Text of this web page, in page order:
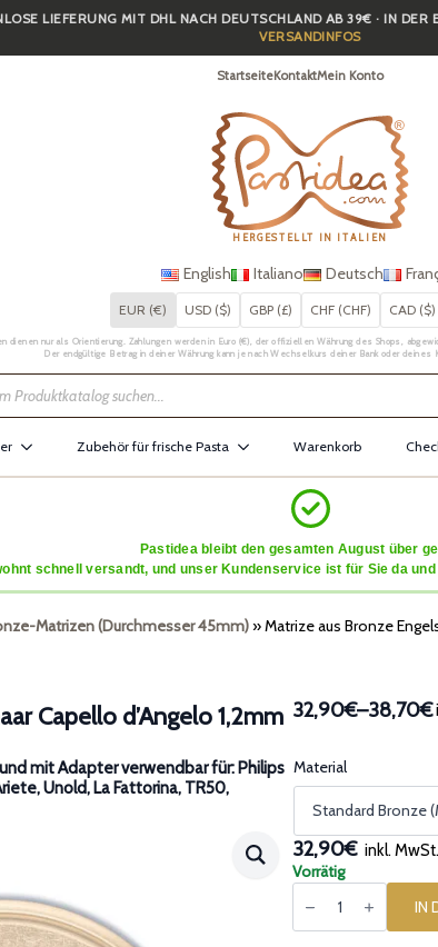
LIEFERUNG MIT DHL NACH DEUTSCHLAND AB 39€ · IN DER
VERSANDINFOS
StartseiteKontaktMein Konto
HERGESTELLT IN ITALIEN
English Italiano Deutsch
EUR (€) USD ($) GBP (£) CHF (CHF) CAD ($)
dienen nur als Orientierung. Zahlungen werden in Euro (€), der offiziellen Währung des Shops,
Der endgültige Betrag in deiner Währung kann je nach Wechselkurs deiner Bank oder deines
Zubehör für frische Pasta Warenkorb
Pastidea bleibt den gesamten August über
schnell versandt, und unser Kundenservice ist für Sie da
Matrizen (Durchmesser 45mm)»Matrize aus Bronze
Capello d’Angelo 1,2mm
mit Adapter verwendbar für: Philips
Unold, La Fattorina, TR50,
32,90€–38,70€
Preisspanne:
bis
38,70€
Material
32,90€ inkl.
Vorrätig
Matrize
aus
Engelshaar
IN